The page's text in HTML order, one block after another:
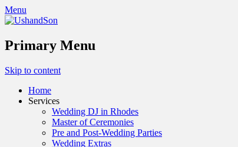
Menu
Primary Menu
Skip to content
Home
Services
Wedding DJ in Rhodes
Master of Ceremonies
Pre and Post-Wedding Parties
Wedding Extras